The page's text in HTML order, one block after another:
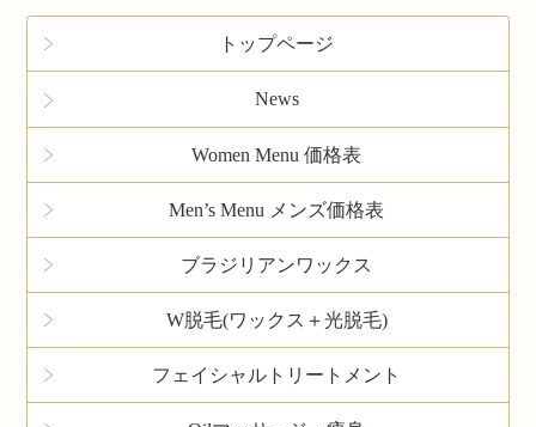
トップページ
News
Women Menu 価格表
Men’s Menu メンズ価格表
ブラジリアンワックス
W脱毛(ワックス＋光脱毛)
フェイシャルトリートメント